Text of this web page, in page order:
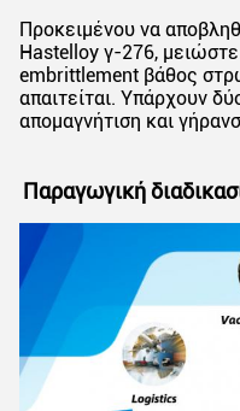
Προκειμένου να
Hastelloy γ-276,
embrittlement βάθος
απαιτείται. Υπάρχουν
απομαγνήτιση και
Παραγωγική